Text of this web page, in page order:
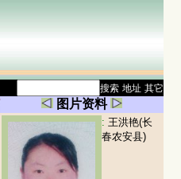
搜索 地址 其它
图片资料
: 王洪艳(长
春农安县)